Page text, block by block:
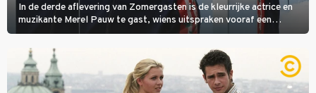
In de derde aflevering van Zomergasten is de kleurrijke actrice en
muzikante Merel Pauw te gast, wiens uitspraken vooraf een
boeiende avond beloven: 'Mijn ideale televisieavond is zoals mijn
identiteit: grenzeloos, absurd en vol angsten'.